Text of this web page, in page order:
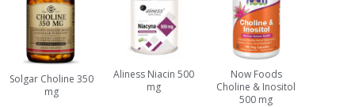
Solgar Choline 350
mg
Aliness Niacin 500
mg
Now Foods
Choline & Inositol
500 mg